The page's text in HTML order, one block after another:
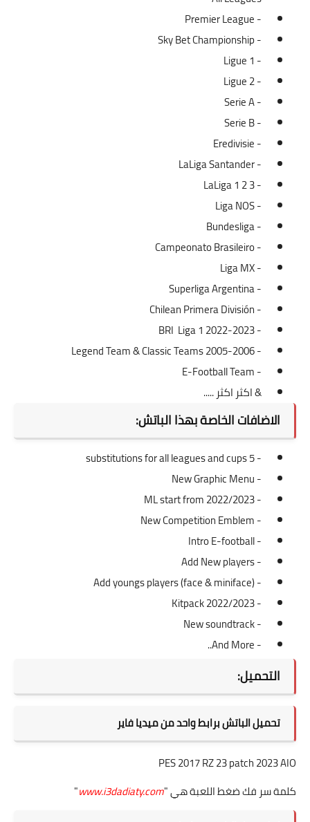
- Premier League
- Sky Bet Championship
- Ligue 1
- Ligue 2
- Serie A
- Serie B
- Eredivisie
- LaLiga Santander
- LaLiga 1 2 3
- Liga NOS
- Bundesliga
- Campeonato Brasileiro
- Liga MX
- Superliga Argentina
- Chilean Primera División
- BRI Liga 1 2022-2023
- Legend Team & Classic Teams 2005-2006
- E-Football Team
& اكثر اكثر .....
الاضافات الخاصة بهذا الباتش:
- 5 substitutions for all leagues and cups
- New Graphic Menu
- ML start from 2022/2023
- New Competition Emblem
- Intro E-football
- Add New players
- Add youngs players (face & miniface)
- Kitpack 2022/2023
- New soundtrack
- And More..
التحميل:
تحميل الباتش برابط واحد من ميديا فاير
PES 2017 RZ 23 patch 2023 AIO
كلمة سر فك ضغط اللعبة هي "www.i3dadiaty.com
"